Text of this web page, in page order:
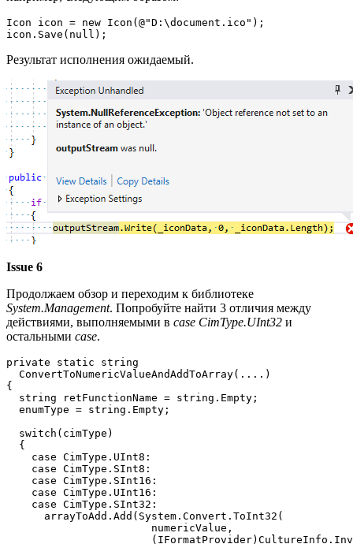
Icon icon = new Icon(@"D:\document.ico");
icon.Save(null);
Результат исполнения ожидаемый.
Issue 6
Продолжаем обзор и переходим к библиотеке
System.Management. Попробуйте найти 3 отличия между
действиями, выполняемыми в case CimType.UInt32 и
остальными case.
private static string
  ConvertToNumericValueAndAddToArray(....)
{
  string retFunctionName = string.Empty;
  enumType = string.Empty;
  switch(cimType)
  {
    case CimType.UInt8:
    case CimType.SInt8:
    case CimType.SInt16:
    case CimType.UInt16:
    case CimType.SInt32:
      arrayToAdd.Add(System.Convert.ToInt32(
                       numericValue,